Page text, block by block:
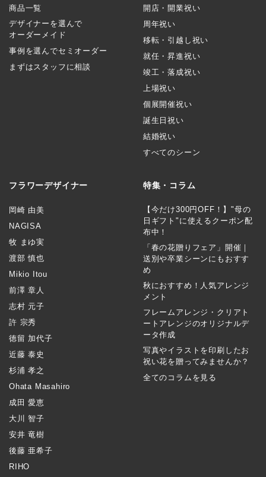
商品一覧
デザイナーを選んで
オーダーメイド
事例を選んでセミオーダー
まずはスタッフに相談
開店・開業祝い
周年祝い
移転・引越し祝い
就任・昇進祝い
竣工・落成祝い
上場祝い
個展開催祝い
誕生日祝い
結婚祝い
すべてのシーン
フラワーデザイナー
岡崎 由美
NAGISA
牧 まゆ実
渡部 慎也
Mikio Itou
前澤 章人
志村 元子
許 宗秀
徳留 加代子
近藤 泰史
杉浦 孝之
Ohata Masahiro
成田 愛恵
大川 智子
安井 竜樹
後藤 亜希子
RIHO
特集・コラム
【今だけ300円OFF！】"母の
日ギフト"に使えるクーポン配
布中！
「春の花贈りフェア」開催｜
送別や卒業シーンにもおすす
め
秋におすすめ！人気アレンジ
メント
フレームアレンジ・クリアト
ートアレンジのオリジナルデ
ータ作成
写真やイラストを印刷したお
祝い花を贈ってみませんか？
全てのコラムを見る